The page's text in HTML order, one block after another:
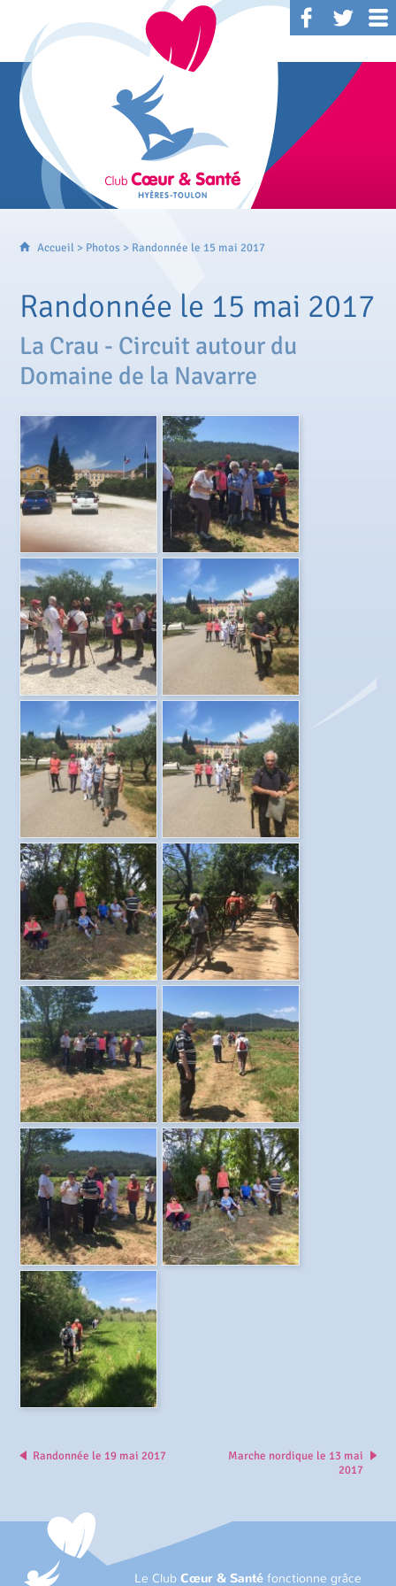
Accueil > Photos > Randonnée le 15 mai 2017
Randonnée le 15 mai 2017
La Crau - Circuit autour du
Domaine de la Navarre
Randonnée le 19 mai 2017
Marche nordique le 13 mai
2017
Le ClubCœur & Santé fonctionne grâce